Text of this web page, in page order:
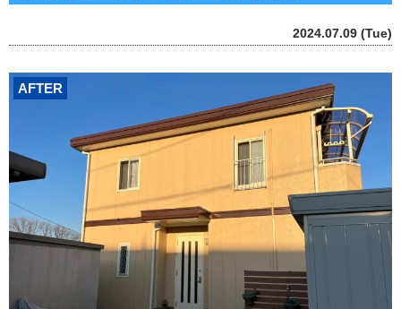
2024.07.09 (Tue)
AFTER